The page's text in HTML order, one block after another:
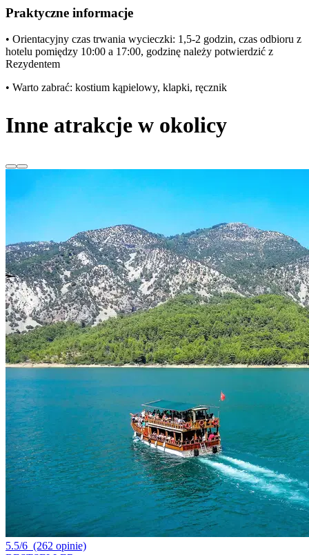
Praktyczne informacje
• Orientacyjny czas trwania wycieczki: 1,5-2 godzin, czas odbioru z
hotelu pomiędzy 10:00 a 17:00, godzinę należy potwierdzić z
Rezydentem
• Warto zabrać: kostium kąpielowy, klapki, ręcznik
Inne atrakcje w okolicy
5.5/6 (262 opinie)